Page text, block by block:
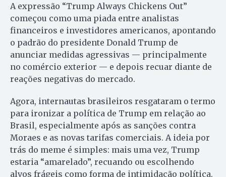
A expressão “Trump Always Chickens Out”
começou como uma piada entre analistas
financeiros e investidores americanos, apontando
o padrão do presidente Donald Trump de
anunciar medidas agressivas — principalmente
no comércio exterior — e depois recuar diante de
reações negativas do mercado.
Agora, internautas brasileiros resgataram o termo
para ironizar a política de Trump em relação ao
Brasil, especialmente após as sanções contra
Moraes e as novas tarifas comerciais. A ideia por
trás do meme é simples: mais uma vez, Trump
estaria “amarelado”, recuando ou escolhendo
alvos frágeis como forma de intimidação política.